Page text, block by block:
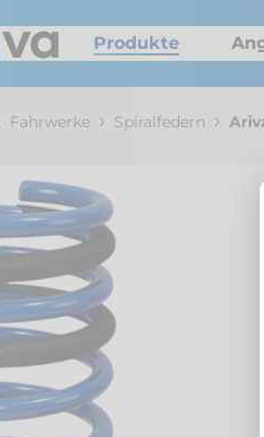
Produkte
Fahrwerke Spiralfedern